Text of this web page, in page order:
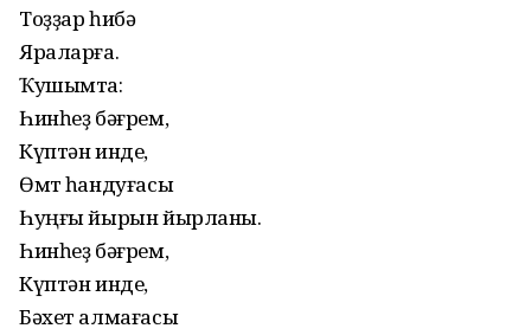
Тоҙҙар һибә
Яраларға.
Ҡушымта:
Һинһеҙ бәғрем,
Күптән инде,
Өмөт һандуғасы
Һуңғы йырын йырланы.
Һинһеҙ бәғрем,
Күптән инде,
Бәхет алмағасы